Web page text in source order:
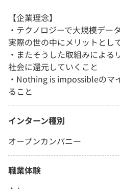
【企業理念】
・テクノロジーで大規模デー
実際の世の中にメリットとし
・またそうした取組みによる
社会に還元していくこと
・Nothing is impossibleのマ
ること
インターン種別
オープンカンパニー
職業体験